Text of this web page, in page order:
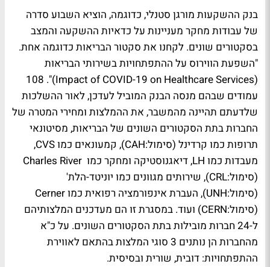
בנק ההשקעות מורגן סטנלי, כדוגמה, הוציא השבוע סדרה
של עבודות מחקר מעניינות על כדאיות ההשקעה והמצב
בסקטורים שונים. לקחנו את סקטור הבריאות כדוגמה אחת.
"השפעת הווירוס על ההתפתחויות בשירותי הבריאות
(Impact of COVID-19 on Healthcare Services)". 108
עמודים שבהם מנסה הבנק המוביל לעדכן, לאור ההשלכות
שלדעתם תהיינה מהמשבר, את ההמלצות ומחירי המטרה של
החברות בתת הסקטורים השונים של הבריאות, מסיטונאי
תרופות כמו קרדינל (סימול:CAH), קמעונאים כמו CVS,
מעבדות כמו LH, דיאגנוסטיקה ומחקר כמו Charles River
(סימול:CRL), שירותים מגוונים כמו יוניטד-הלת'
(סימול:UNH), העברת אינפורמציה רפואית כמו Cerner
(סימול:CERN) ועוד. במסגרת זו הם מעדכנים המלצותיהם
ל-24 חברות מובילות בתת הסקטורים השונים. על כ"א
מהחברות הן נותנים 3 סוגי המלצות בהתאם לאווירת
ההתפתחויות: דובית, שורית ובסיסית.